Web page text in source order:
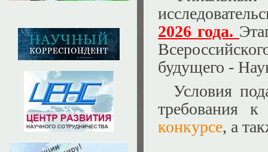
2026 года.
будущего -
Условия
требования
конкурсе, а